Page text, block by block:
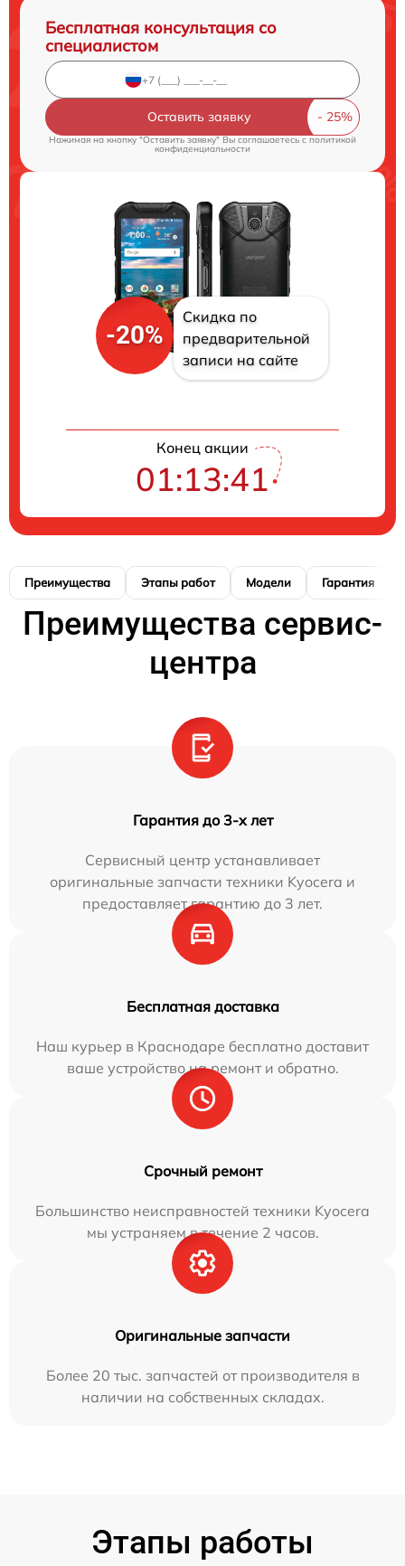
Бесплатная консультация со
специалистом
Оставить заявку
Нажимая на кнопку "Оставить заявку" Вы соглашаетесь cполитикой
конфиденциальности
-20%
Скидка по
предварительной
записи на сайте
Конец акции
01:13:40
Преимущества Этапы работ Модели Гарантия
Преимущества сервис-
центра
Гарантия до 3-х лет
Сервисный центр устанавливает
оригинальные запчасти техники Kyocera и
предоставляет гарантию до 3 лет.
Бесплатная доставка
Наш курьер в Краснодаре бесплатно доставит
ваше устройство на ремонт и обратно.
Срочный ремонт
Большинство неисправностей техники Kyocera
мы устраняем в течение 2 часов.
Оригинальные запчасти
Более 20 тыс. запчастей от производителя в
наличии на собственных складах.
Этапы работы